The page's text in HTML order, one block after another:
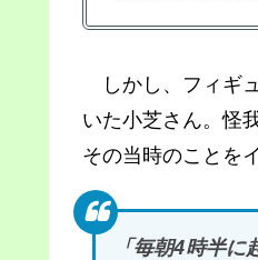
しかし、フィギ
いた小芝さん。怪
その当時のことを
「毎朝4時半